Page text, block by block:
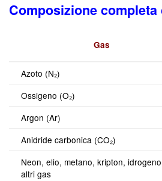
Composizione completa
Gas
Azoto (N₂)
Ossigeno (O₂)
Argon (Ar)
Anidride carbonica (CO₂)
Neon, elio, metano, kripton,
altri gas